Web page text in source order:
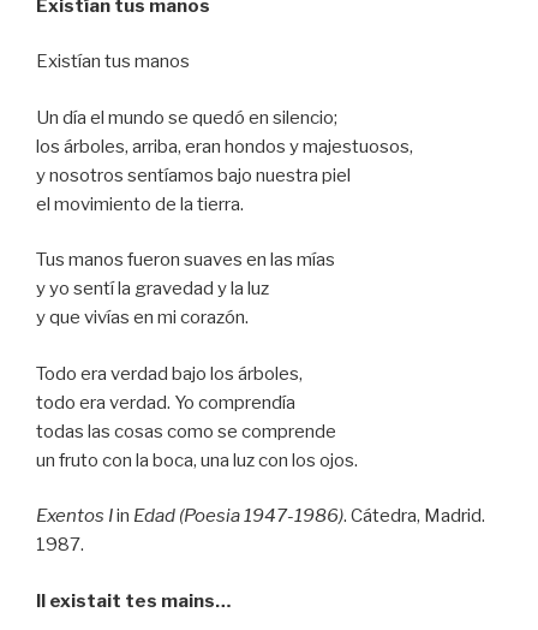
Existían tus manos
Existían tus manos
Un día el mundo se quedó en silencio;
los árboles, arriba, eran hondos y majestuosos,
y nosotros sentíamos bajo nuestra piel
el movimiento de la tierra.
Tus manos fueron suaves en las mías
y yo sentí la gravedad y la luz
y que vivías en mi corazón.
Todo era verdad bajo los árboles,
todo era verdad. Yo comprendía
todas las cosas como se comprende
un fruto con la boca, una luz con los ojos.
Exentos Iin Edad (Poesia 1947-1986). Cátedra, Madrid.
1987.
Il existait tes mains…